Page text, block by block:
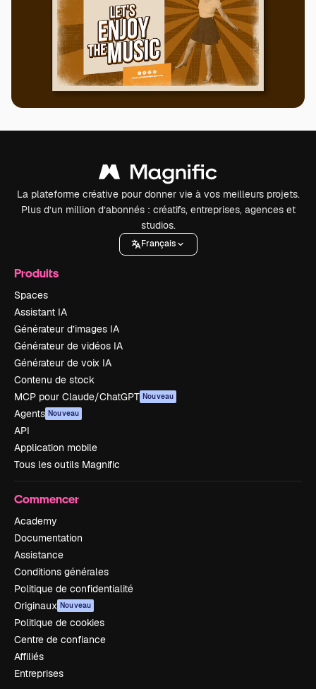
La plateforme créative pour donner vie à vos meilleurs projets.
Plus d’un million d’abonnés : créatifs, entreprises, agences et
studios.
Français
Produits
Spaces
Assistant IA
Générateur d’images IA
Générateur de vidéos IA
Générateur de voix IA
Contenu de stock
MCP pour Claude/ChatGPT Nouveau
Agents Nouveau
API
Application mobile
Tous les outils Magnific
Commencer
Academy
Documentation
Assistance
Conditions générales
Politique de confidentialité
Originaux Nouveau
Politique de cookies
Centre de confiance
Affiliés
Entreprises